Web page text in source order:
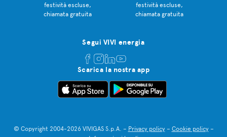
festività escluse,
chiamata gratuita
festività escluse,
chiamata gratuita
Segui VIVI energia
Scarica la nostra app
© Copyright 2004-2026 VIVIGAS S.p.A. – Privacy policy– Cookie policy–